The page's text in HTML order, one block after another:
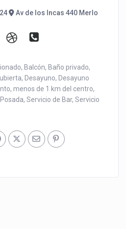
Av de los Incas 440 Merlo
, Balcón, Baño privado,
, Desayuno, Desayuno
,menos de 1 km del centro,
Posada,Servicio de Bar,Servicio